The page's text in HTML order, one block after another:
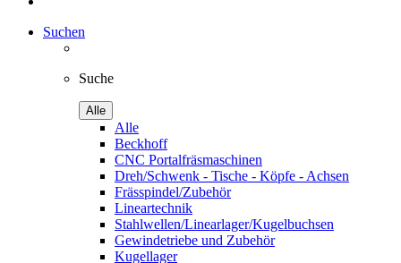
Suchen
Suche
Alle
Alle
Beckhoff
CNC Portalfräsmaschinen
Dreh/Schwenk - Tische - Köpfe - Achsen
Frässpindel/Zubehör
Lineartechnik
Stahlwellen/Linearlager/Kugelbuchsen
Gewindetriebe und Zubehör
Kugellager